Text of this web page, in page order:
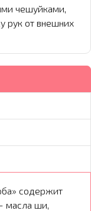
чешуйками,
рук от внешних
содержит
масла ши,